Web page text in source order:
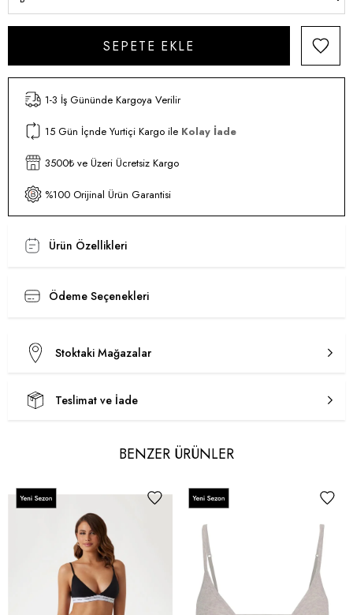
1-3 İş Gününde Kargoya Verilir
15 Gün İçnde Yurtiçi Kargo ile Kolay İade
3500₺ ve Üzeri Ücretsiz Kargo
%100 Orijinal Ürün Garantisi
Ürün Özellikleri
Ödeme Seçenekleri
Stoktaki Mağazalar
Teslimat ve İade
BENZER ÜRÜNLER